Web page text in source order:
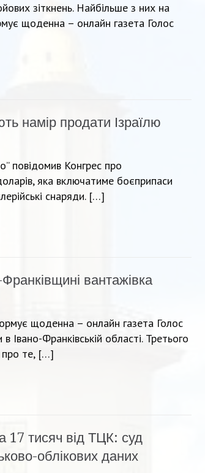
зіткнень. Найбільше з них на
щоденна – онлайн газета Голос
намір продати Ізраїлю
повідомив Конгрес про
яка включатиме боєприпаси
снаряди. […]
вантажівка
щоденна – онлайн газета Голос
Франківській області. Третього
про те, […]
17 тисяч від ТЦК: суд
облікових даних